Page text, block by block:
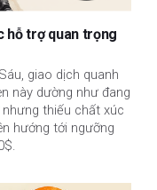
hỗ trợ quan trọng
giao dịch quanh
này dường như đang
thiếu chất xúc
hướng tới ngưỡng